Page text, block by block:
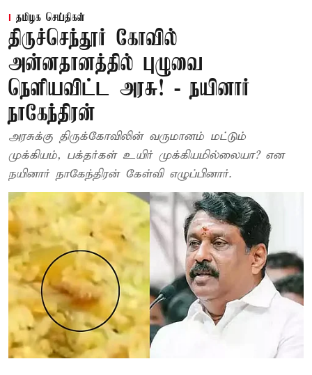
தமிழக செய்திகள்
திருச்செந்தூர் கோவில்
அன்னதானத்தில் புழுவை
நெளியவிட்ட அரசு! - நயினார்
நாகேந்திரன்
அரசுக்கு திருக்கோவிலின் வருமானம் மட்டும்
முக்கியம், பக்தர்கள் உயிர் முக்கியமில்லையா? என
நயினார் நாகேந்திரன் கேள்வி எழுப்பினார்.